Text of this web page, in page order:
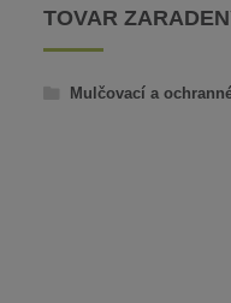
TOVAR
Mulčovací a